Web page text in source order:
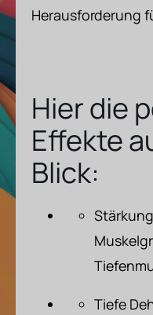
Herausforderung
Hier die
Effekte
Blick:
Tiefe